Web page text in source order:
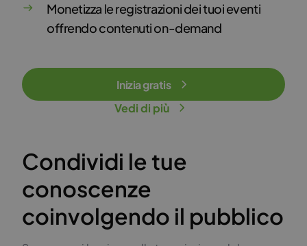
Monetizza le registrazioni dei tuoi eventi
offrendo contenuti on-demand
Inizia gratis
Vedi di più
Condividi le tue
conoscenze
coinvolgendo il pubblico